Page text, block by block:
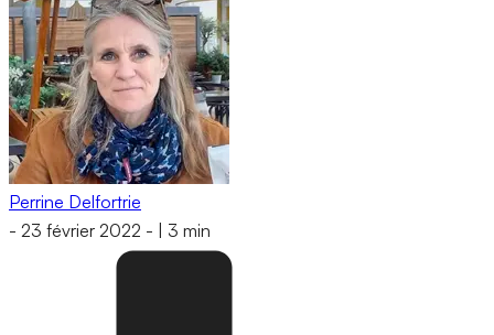
Perrine Delfortrie
- 23 février 2022 - 3 min